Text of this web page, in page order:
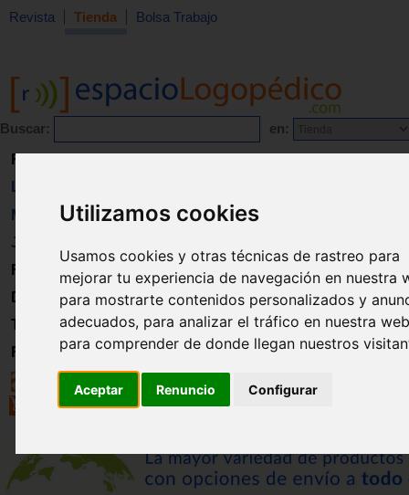
Utilizamos cookies
Usamos cookies y otras técnicas de rastreo para
mejorar tu experiencia de navegación en nuestra
para mostrarte contenidos personalizados y
adecuados, para analizar el tráfico en nuestra
para comprender de donde llegan nuestros
Aceptar Renuncio Configurar
Revista Tienda Bolsa Trabajo
Buscar: en:
Revista
Libros
Material
Juguetes
Formación
Directorio
Trabajo
Registro